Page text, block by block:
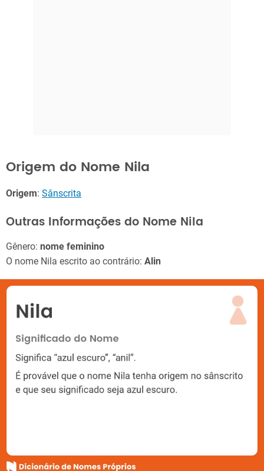
Origem do Nome Nila
Origem: Sânscrita
Outras Informações do Nome Nila
Gênero: nome feminino
O nome Nila escrito ao contrário: Alin